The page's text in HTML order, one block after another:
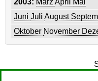
Juni Juli August
Oktober November